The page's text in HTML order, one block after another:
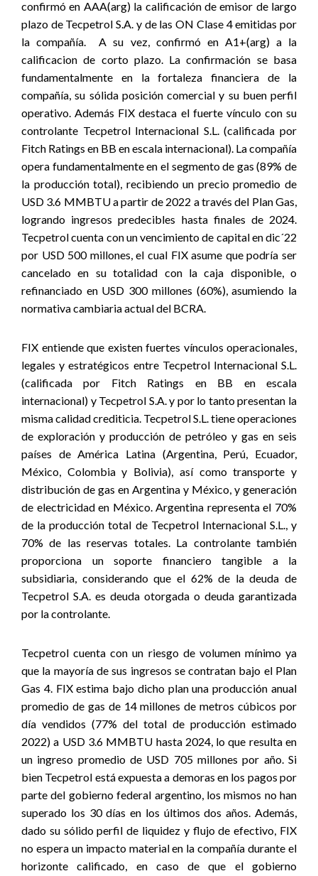
confirmó en AAA(arg) la calificación de emisor de largo
plazo de Tecpetrol S.A. y de las ON Clase 4 emitidas por
la compañía. A su vez, confirmó en A1+(arg) a la
calificacion de corto plazo. La confirmación se basa
fundamentalmente en la fortaleza financiera de la
compañía, su sólida posición comercial y su buen perfil
operativo. Además FIX destaca el fuerte vínculo con su
controlante Tecpetrol Internacional S.L. (calificada por
Fitch Ratings en BB en escala internacional). La compañía
opera fundamentalmente en el segmento de gas (89% de
la producción total), recibiendo un precio promedio de
USD 3.6 MMBTU a partir de 2022 a través del Plan Gas,
logrando ingresos predecibles hasta finales de 2024.
Tecpetrol cuenta con un vencimiento de capital en dic´22
por USD 500 millones, el cual FIX asume que podría ser
cancelado en su totalidad con la caja disponible, o
refinanciado en USD 300 millones (60%), asumiendo la
normativa cambiaria actual del BCRA.
FIX entiende que existen fuertes vínculos operacionales,
legales y estratégicos entre Tecpetrol Internacional S.L.
(calificada por Fitch Ratings en BB en escala
internacional) y Tecpetrol S.A. y por lo tanto presentan la
misma calidad crediticia. Tecpetrol S.L. tiene operaciones
de exploración y producción de petróleo y gas en seis
países de América Latina (Argentina, Perú, Ecuador,
México, Colombia y Bolivia), así como transporte y
distribución de gas en Argentina y México, y generación
de electricidad en México. Argentina representa el 70%
de la producción total de Tecpetrol Internacional S.L., y
70% de las reservas totales. La controlante también
proporciona un soporte financiero tangible a la
subsidiaria, considerando que el 62% de la deuda de
Tecpetrol S.A. es deuda otorgada o deuda garantizada
por la controlante.
Tecpetrol cuenta con un riesgo de volumen mínimo ya
que la mayoría de sus ingresos se contratan bajo el Plan
Gas 4. FIX estima bajo dicho plan una producción anual
promedio de gas de 14 millones de metros cúbicos por
día vendidos (77% del total de producción estimado
2022) a USD 3.6 MMBTU hasta 2024, lo que resulta en
un ingreso promedio de USD 705 millones por año. Si
bien Tecpetrol está expuesta a demoras en los pagos por
parte del gobierno federal argentino, los mismos no han
superado los 30 días en los últimos dos años. Además,
dado su sólido perfil de liquidez y flujo de efectivo, FIX
no espera un impacto material en la compañía durante el
horizonte calificado, en caso de que el gobierno